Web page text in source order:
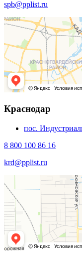
spb@pplist.ru
Краснодар
пос.
8 800 100 86 16
krd@pplist.ru